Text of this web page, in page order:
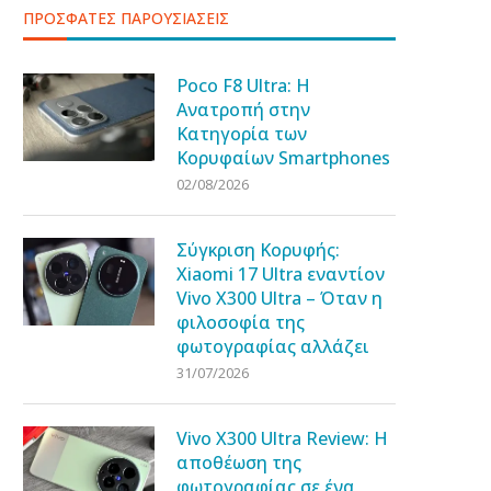
ΠΡΟΣΦΑΤΕΣ ΠΑΡΟΥΣΙΑΣΕΙΣ
Poco F8 Ultra: Η
Ανατροπή στην
Κατηγορία των
Κορυφαίων Smartphones
02/08/2026
Σύγκριση Κορυφής:
Xiaomi 17 Ultra εναντίον
Vivo X300 Ultra – Όταν η
φιλοσοφία της
φωτογραφίας αλλάζει
31/07/2026
Vivo X300 Ultra Review: Η
αποθέωση της